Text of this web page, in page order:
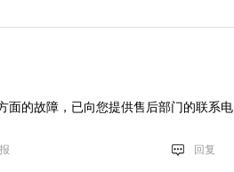
面的故障，已向您提供售后部门的联系电
回复